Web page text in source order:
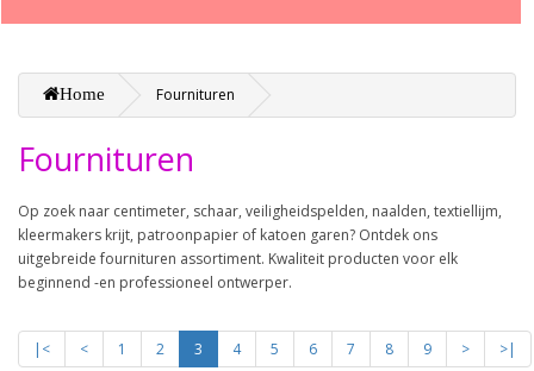
Home Fournituren
Fournituren
Op zoek naar centimeter, schaar, veiligheidspelden, naalden, textiellijm,
kleermakers krijt, patroonpapier of katoen garen? Ontdek ons
uitgebreide fournituren assortiment. Kwaliteit producten voor elk
beginnend -en professioneel ontwerper.
|< < 1 2 3 4 5 6 7 8 9 > >|